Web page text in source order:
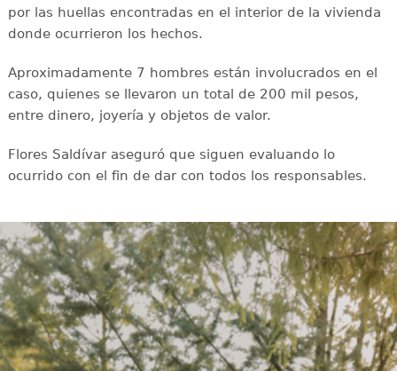
por las huellas encontradas en el interior de la vivienda
donde ocurrieron los hechos.
Aproximadamente 7 hombres están involucrados en el
caso, quienes se llevaron un total de 200 mil pesos,
entre dinero, joyería y objetos de valor.
Flores Saldívar aseguró que siguen evaluando lo
ocurrido con el fin de dar con todos los responsables.